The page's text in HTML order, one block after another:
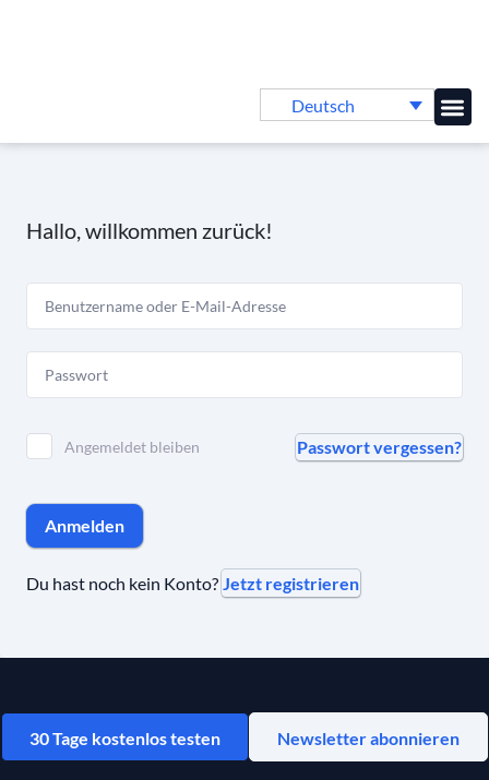
Deutsch
Hallo, willkommen zurück!
Angemeldet bleiben Passwort vergessen?
Anmelden
Du hast noch kein Konto? Jetzt registrieren
30 Tage kostenlos testen Newsletter abonnieren